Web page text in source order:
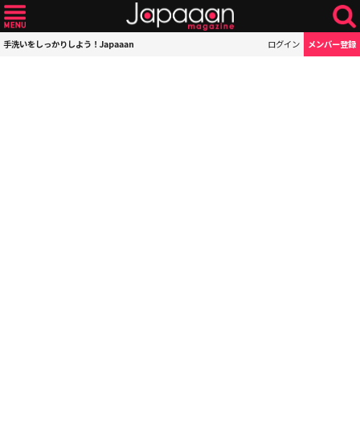
手洗いをしっかりしよう！Japaaan ログイン メンバー登録